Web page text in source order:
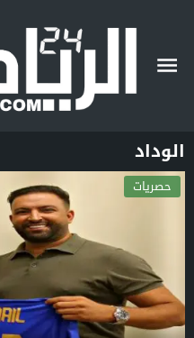
الوداد
حصريات